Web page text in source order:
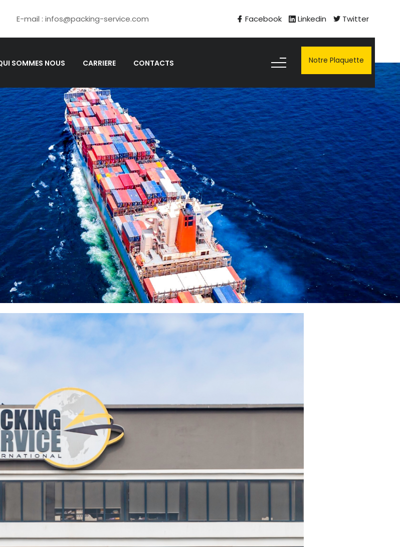
E-mail : infos@packing-service.com Facebook Linkedin Twitter
SOMMES NOUS CARRIERE CONTACTS Notre Plaquette